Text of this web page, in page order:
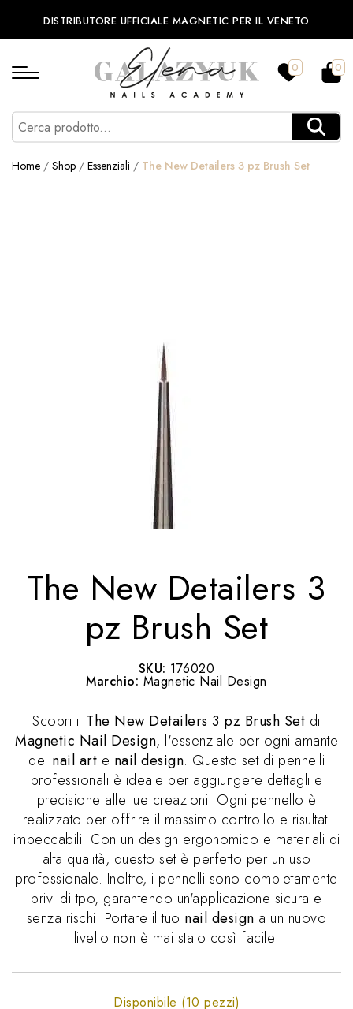
DISTRIBUTORE UFFICIALE MAGNETIC PER IL VENETO
0 0
Home / Shop / Essenziali / The New Detailers 3 pz Brush Set
The New Detailers 3
pz Brush Set
SKU: 176020
Marchio: Magnetic Nail Design
Scopri il The New Detailers 3 pz Brush Set di
Magnetic Nail Design, l'essenziale per ogni amante
del nail art e nail design. Questo set di pennelli
professionali è ideale per aggiungere dettagli e
precisione alle tue creazioni. Ogni pennello è
realizzato per offrire il massimo controllo e risultati
impeccabili. Con un design ergonomico e materiali di
alta qualità, questo set è perfetto per un uso
professionale. Inoltre, i pennelli sono completamente
privi di tpo, garantendo un'applicazione sicura e
senza rischi. Portare il tuo nail design a un nuovo
livello non è mai stato così facile!
Disponibile (10 pezzi)